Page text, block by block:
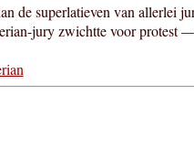
de superlatieven van allerlei
jury zwichtte voor protest